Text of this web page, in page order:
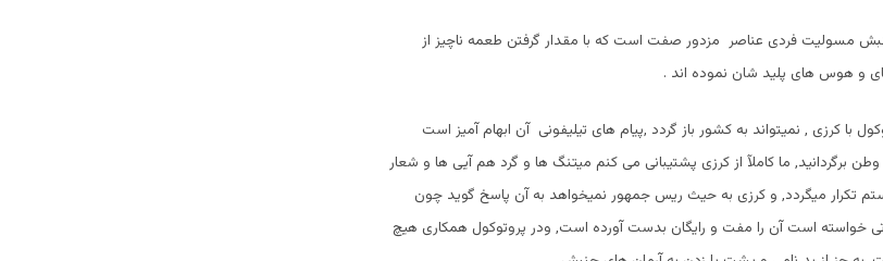
مسولیت فردی عناصر مزدور صفت است که با مقدار گرفتن طعمه ناچیز از
و هوس های پلید شان نموده اند .
با کرزی , نمیتواند به کشور باز گردد ,پیام های تیلیفونی آن ابهام آمیز است
برگردانید, ما کاملآ از کرزی پشتیبانی می کنم میتنگ ها و گرد هم آیی ها و شعار
تکرار میگردد, و کرزی به حیث ریس جمهور نمیخواهد به آن پاسخ گوید چون
خواسته است آن را مفت و رایگان بدست آورده است, ودر پروتوکول همکاری هیچ